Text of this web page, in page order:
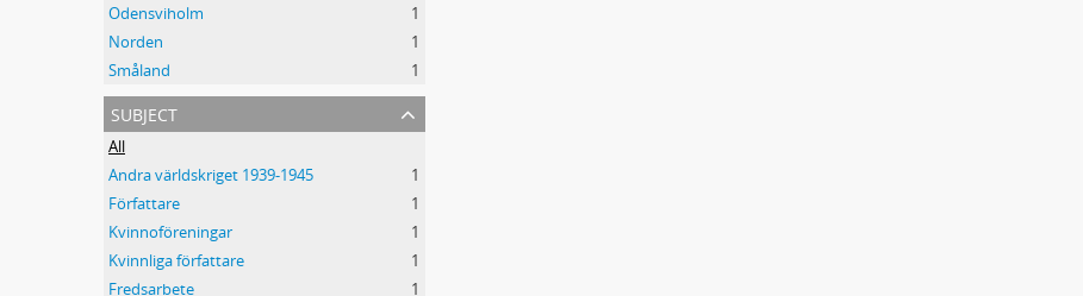
Odensviholm
1
Norden
1
Småland
1
subject
All
Andra världskriget 1939-1945
1
Författare
1
Kvinnoföreningar
1
Kvinnliga författare
1
Fredsarbete
1